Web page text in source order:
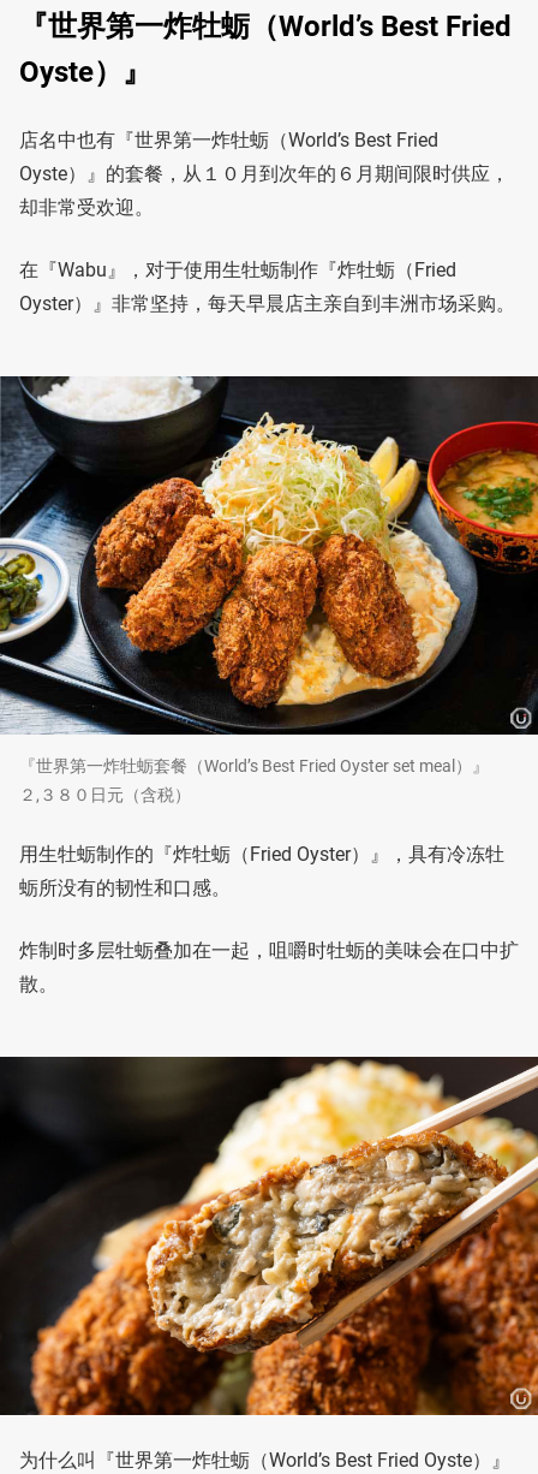
『世界第一炸牡蛎（World’s Best Fried
Oyste）』
店名中也有『世界第一炸牡蛎（World’s Best Fried
Oyste）』的套餐，从１０月到次年的６月期间限时供应，
却非常受欢迎。
在『Wabu』，对于使用生牡蛎制作『炸牡蛎（Fried
Oyster）』非常坚持，每天早晨店主亲自到丰洲市场采购。
『世界第一炸牡蛎套餐（World’s Best Fried Oyster set meal）』
２,３８０日元（含税）
用生牡蛎制作的『炸牡蛎（Fried Oyster）』，具有冷冻牡
蛎所没有的韧性和口感。
炸制时多层牡蛎叠加在一起，咀嚼时牡蛎的美味会在口中扩
散。
为什么叫『世界第一炸牡蛎（World’s Best Fried Oyste）』